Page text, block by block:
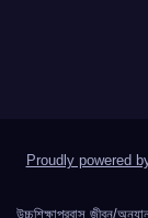
Proudly powered
উচ্চশিক্ষাপ্রবাস জীবন/